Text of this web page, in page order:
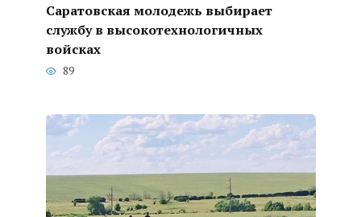
Саратовская молодежь выбирает
службу в высокотехнологичных
войсках
89